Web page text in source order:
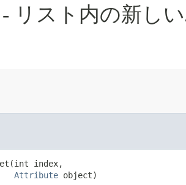
- リスト内の新しい
index,
Attribute object)